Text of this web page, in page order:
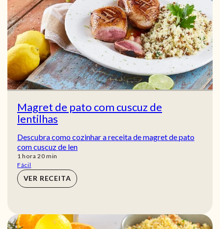
Magret de pato com cuscuz de
lentilhas
Descubra como cozinhar a receita de magret de pato
com cuscuz de len
1 hora
hora 20min
min
Fácil
VER RECEITA